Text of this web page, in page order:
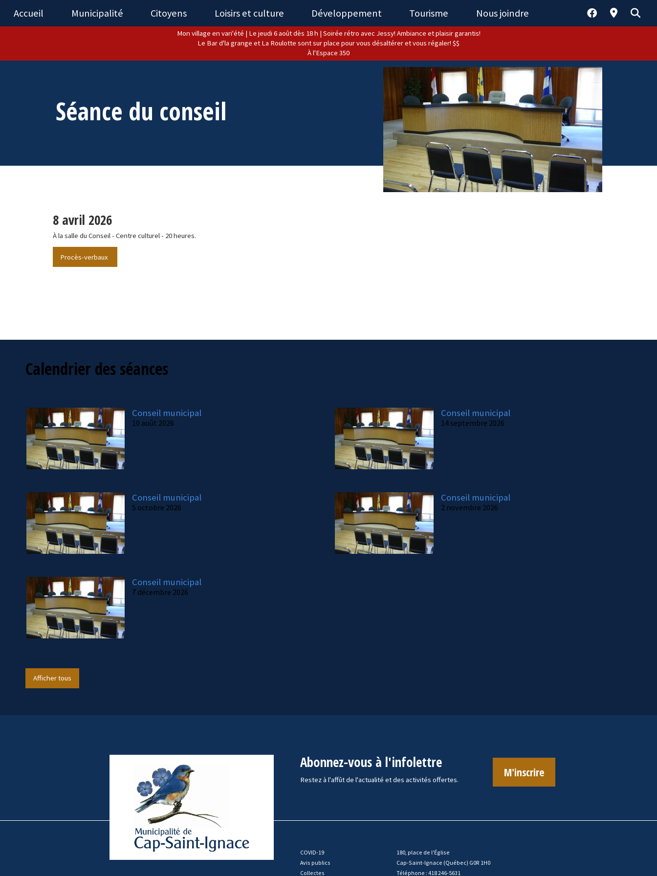
Accueil Municipalité Citoyens Loisirs et culture Développement Tourisme Nous joindre
Mon village en vari'été | Le jeudi 6 août dès 18 h | Soirée rétro avec Jessy! Ambiance et plaisir garantis!
Le Bar d'la grange et La Roulotte sont sur place pour vous désaltérer et vous régaler! $$
À l'Espace 350
Séance du conseil
8 avril 2026
À la salle du Conseil - Centre culturel - 20 heures.
Procès-verbaux
Calendrier des séances
Conseil municipal
10 août 2026
Conseil municipal
14 septembre 2026
Conseil municipal
5 octobre 2026
Conseil municipal
2 novembre 2026
Conseil municipal
7 décembre 2026
Afficher tous
Abonnez-vous à l'infolettre
Restez à l'affût de l'actualité et des activités offertes.
M'inscrire
COVID-19
Avis publics
Collectes
180, place de l'Église
Cap-Saint-Ignace (Québec) G0R 1H0
Téléphone : 418 246-5631